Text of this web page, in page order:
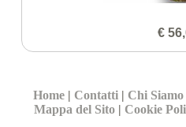
€
Home | Contatti | Chi Siamo
Mappa del Sito | Cookie